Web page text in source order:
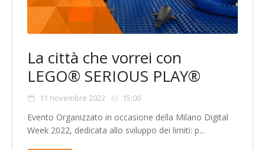
La città che vorrei con
LEGO® SERIOUS PLAY®
11 novembre 2022 15:00
Evento Organizzato in occasione della Milano Digital
Week 2022, dedicata allo sviluppo dei limiti: p...